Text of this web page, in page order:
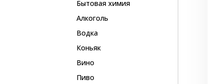
Бытовая химия
Алкоголь
Водка
Коньяк
Вино
Пиво